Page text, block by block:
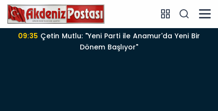
09:29 Anamur'da Elektrik Kesintisi Var!